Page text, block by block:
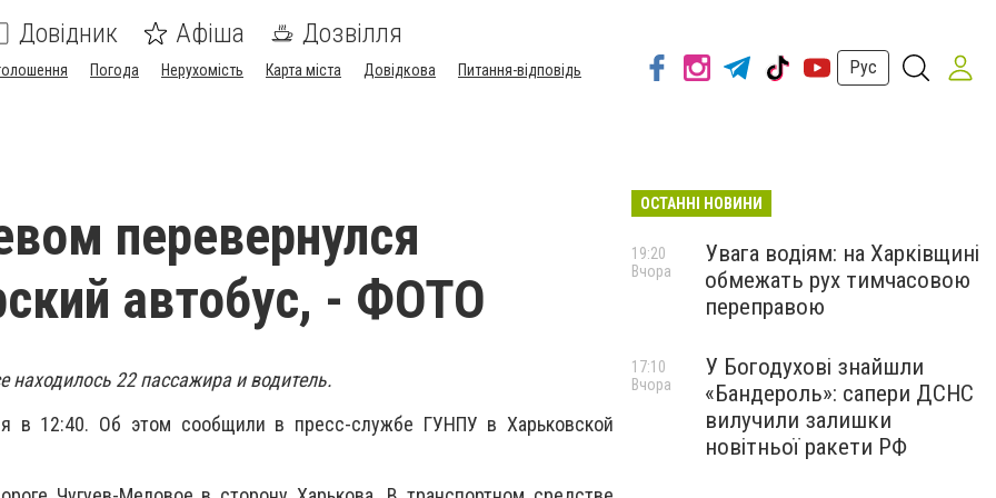
Довідник Афіша Дозвілля
Погода Нерухомість Карта міста Довідкова Питання-відповідь Рус
перевернулся
автобус, - ФОТО
находилось 22 пассажира и водитель.
в 12:40. Об этом сообщили в пресс-службе ГУНПУ в Харьковской
ОСТАННІ НОВИНИ
Увага водіям: на Харківщині
обмежать рух тимчасовою
переправою
19:20
Вчора
У Богодухові знайшли
«Бандероль»: сапери ДСНС
вилучили залишки
новітньої ракети РФ
17:10
Вчора